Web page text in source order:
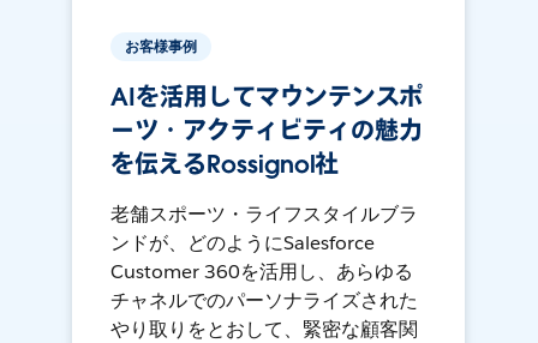
お客様事例
AIを活用してマウンテンスポ
ーツ・アクティビティの魅力
を伝えるRossignol社
老舗スポーツ・ライフスタイルブラ
ンドが、どのようにSalesforce
Customer 360を活用し、あらゆる
チャネルでのパーソナライズされた
やり取りをとおして、緊密な顧客関